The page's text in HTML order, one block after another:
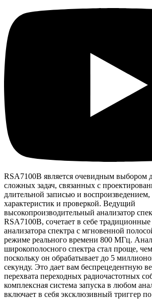
RSA7100B является очевидным выбором
сложных задач, связанных с
длительной записью и
характеристик и проверкой. Ведущий
высокопроизводительный анализатор
RSA7100B, сочетает в себе
анализатора спектра с мгновенной
режиме реального времени 800 МГц.
широкополосного спектра стал проще,
поскольку он обрабатывает до 5
секунду. Это дает вам беспрецедентную
перехвата переходных радиочастотных
комплексная система запуска в любом
включает в себя эксклюзивный триггер